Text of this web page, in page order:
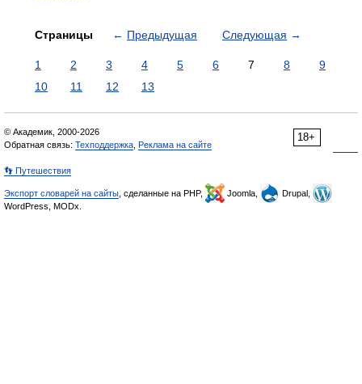
Страницы ← Предыдущая Следующая →
1 2 3 4 5 6 7 8
9
10
11 12 13
18+
© Академик, 2000-2026
Обратная связь: Техподдержка Реклама на сайте
👣 Путешествия
Экспорт словарей на сайты , сделанные на PHP, Joomla,
Drupal,
WordPress, MODx.